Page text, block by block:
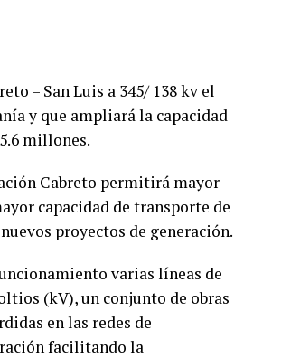
– San Luis a 345/ 138 kv el
y que ampliará la capacidad
millones.
Cabreto permitirá mayor
capacidad de transporte de
proyectos de generación.
varias líneas de
(kV), un conjunto de obras
en las redes de
facilitando la